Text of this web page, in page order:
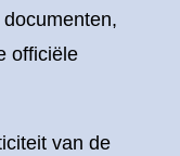
officiële
van de